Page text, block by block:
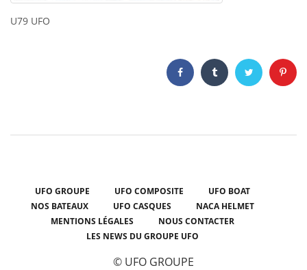
U79 UFO
UFO GROUPE UFO COMPOSITE
UFO BOAT
NOS BATEAUX
UFO CASQUES
NACA HELMET
MENTIONS LÉGALES
NOUS CONTACTER
LES NEWS DU GROUPE UFO
© UFO GROUPE